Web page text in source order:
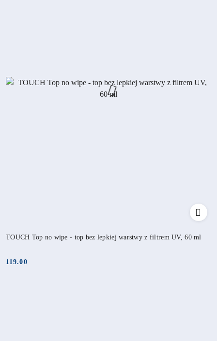
TOUCH Top no wipe - top bez lepkiej warstwy z filtrem UV, 60 ml
Cena:
119.00